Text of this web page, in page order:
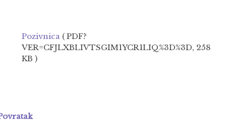
Pozivnica ( PDF?
VER=CFJLXBLIVTSGIM1YCR1LIQ%3D%3D, 258
KB )